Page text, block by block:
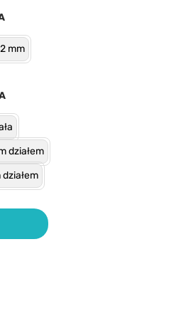
mm
działem